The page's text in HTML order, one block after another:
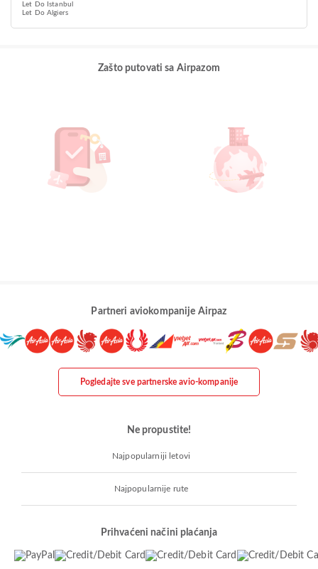
Let Do Istanbul
Let Do Algiers
Zašto putovati sa Airpazom
Partneri aviokompanije Airpaz
Pogledajte sve partnerske avio-kompanije
Ne propustite!
Najpopularniji letovi
Najpopularnije rute
Prihvaćeni načini plaćanja